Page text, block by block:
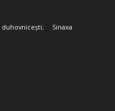
duhovnicești; Sinaxa